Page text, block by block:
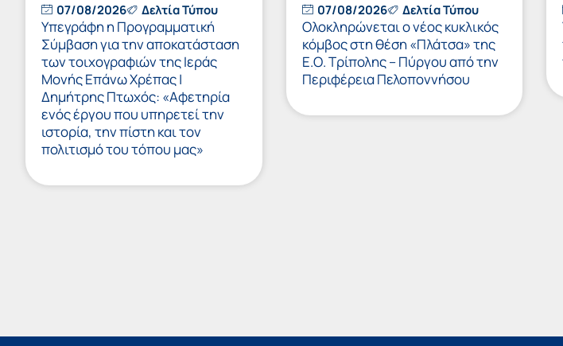
07/08/2026 Δελτία Τύπου
Υπεγράφη η Προγραμματική
Σύμβαση για την αποκατάσταση
των τοιχογραφιών της Ιεράς
Μονής Επάνω Χρέπας |
Δημήτρης Πτωχός: «Αφετηρία
ενός έργου που υπηρετεί την
ιστορία, την πίστη και τον
πολιτισμό του τόπου μας»
07/08/2026 Δελτία Τύπου
Ολοκληρώνεται ο νέος κυκλικός
κόμβος στη θέση «Πλάτσα» της
Ε.Ο. Τρίπολης – Πύργου από την
Περιφέρεια Πελοποννήσου